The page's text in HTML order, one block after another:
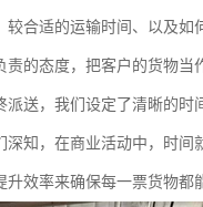
合适的运输时间、以及
的态度，把客户的货物当
送，我们设定了清晰的
知，在商业活动中，时
效率来确保每一票货物都